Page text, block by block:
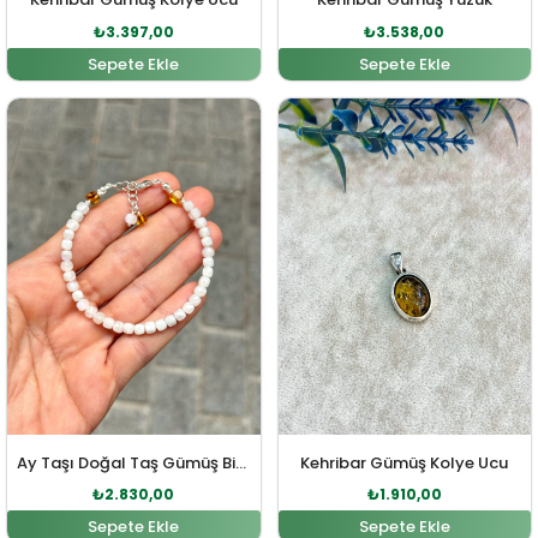
₺3.397,00
Sepete Ekle
₺3.538,00
Sepete Ekle
Ay Taşı Doğal Taş Gümüş Bileklik
Orijinal fiyat: ₺3.113,00.
₺2.830,00
Şu andaki fiyat: ₺2.830,00.
Sepete Ekle
Kehribar Gümüş Kolye Ucu
Orijinal fiyat:
₺1.910,00
Şu andaki
Sepete Ekle